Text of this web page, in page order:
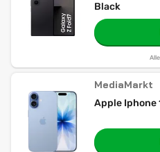
Black
MediaMarkt
Apple Iphone